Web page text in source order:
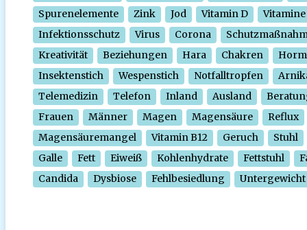
Spurenelemente
Zink Jod Vitamin D
Vitamine
Infektionsschutz
Virus Corona
Kreativität
Beziehungen Hara Chakren
Insektenstich
Wespenstich Notfalltropfen
Telemedizin
Telefon Inland Ausland
Frauen
Männer Magen Magensäure
Reflux
Magensäuremangel
Vitamin B12 Geruch
Stuhl
Galle
Fett Eiweiß Kohlenhydrate Fettstuhl
Candida
Dysbiose Fehlbesiedlung Untergewicht